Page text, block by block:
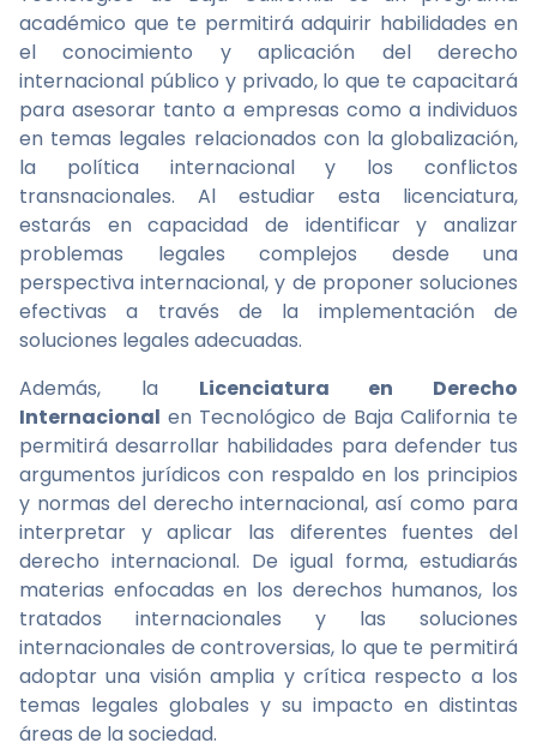
académico que te permitirá adquirir habilidades en
el conocimiento y aplicación del derecho
internacional público y privado, lo que te capacitará
para asesorar tanto a empresas como a individuos
en temas legales relacionados con la globalización,
la política internacional y los conflictos
transnacionales. Al estudiar esta licenciatura,
estarás en capacidad de identificar y analizar
problemas legales complejos desde una
perspectiva internacional, y de proponer soluciones
efectivas a través de la implementación de
soluciones legales adecuadas.
Además, la Licenciatura en Derecho
Internacional en Tecnológico de Baja California te
permitirá desarrollar habilidades para defender tus
argumentos jurídicos con respaldo en los principios
y normas del derecho internacional, así como para
interpretar y aplicar las diferentes fuentes del
derecho internacional. De igual forma, estudiarás
materias enfocadas en los derechos humanos, los
tratados internacionales y las soluciones
internacionales de controversias, lo que te permitirá
adoptar una visión amplia y crítica respecto a los
temas legales globales y su impacto en distintas
áreas de la sociedad.